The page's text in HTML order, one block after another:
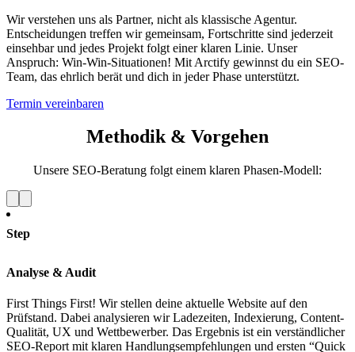
Wir verstehen uns als Partner, nicht als klassische Agentur.
Entscheidungen treffen wir gemeinsam, Fortschritte sind jederzeit
einsehbar und jedes Projekt folgt einer klaren Linie. Unser
Anspruch: Win-Win-Situationen! Mit Arctify gewinnst du ein SEO-
Team, das ehrlich berät und dich in jeder Phase unterstützt.
Termin vereinbaren
Methodik & Vorgehen
Unsere SEO-Beratung folgt einem klaren Phasen-Modell:
Step
Analyse & Audit
First Things First! Wir stellen deine aktuelle Website auf den
Prüfstand. Dabei analysieren wir Ladezeiten, Indexierung, Content-
Qualität, UX und Wettbewerber. Das Ergebnis ist ein verständlicher
SEO-Report mit klaren Handlungsempfehlungen und ersten “Quick